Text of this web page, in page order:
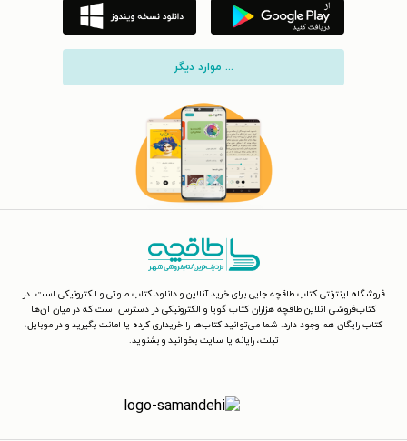
... موارد دیگر
فروشگاه اینترنتی کتاب طاقچه جایی برای خرید آنلاین و دانلود کتاب صوتی و الکترونیکی است. در
کتاب‌فروشی آنلاین طاقچه هزاران کتاب گویا و الکترونیکی در دسترس است که در میان آن‌ها
کتاب رایگان هم وجود دارد. شما می‌توانید کتاب‌ها را خریداری کرده یا امانت بگیرید و در موبایل،
تبلت، رایانه یا سایت بخوانید و بشنوید.